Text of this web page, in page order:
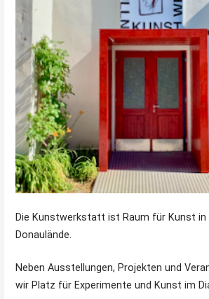
Die Kunstwerkstatt ist Raum für Kunst in
Donaulände.
Neben Ausstellungen, Projekten und
wir Platz für Experimente und Kunst im